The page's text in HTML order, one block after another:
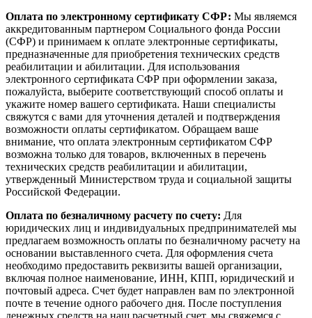
Оплата по электронному сертификату СФР: Мы являемся
аккредитованным партнером Социального фонда России
(СФР) и принимаем к оплате электронные сертификаты,
предназначенные для приобретения технических средств
реабилитации и абилитации. Для использования
электронного сертификата СФР при оформлении заказа,
пожалуйста, выберите соответствующий способ оплаты и
укажите номер вашего сертификата. Наши специалисты
свяжутся с вами для уточнения деталей и подтверждения
возможности оплаты сертификатом. Обращаем ваше
внимание, что оплата электронным сертификатом СФР
возможна только для товаров, включенных в перечень
технических средств реабилитации и абилитации,
утвержденный Министерством труда и социальной защиты
Российской Федерации.
Оплата по безналичному расчету по счету: Для
юридических лиц и индивидуальных предпринимателей мы
предлагаем возможность оплаты по безналичному расчету на
основании выставленного счета. Для оформления счета
необходимо предоставить реквизиты вашей организации,
включая полное наименование, ИНН, КПП, юридический и
почтовый адреса. Счет будет направлен вам по электронной
почте в течение одного рабочего дня. После поступления